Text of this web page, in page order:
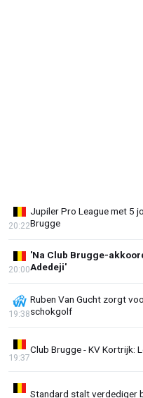
Jupiler Pro League met 5
Brugge
20:22
'Na Club Brugge-
Adedeji'
20:00
Ruben Van Gucht zorgt
schokgolf
19:38
Club Brugge - KV Kortrijk:
19:37
Standard stalt verdediger